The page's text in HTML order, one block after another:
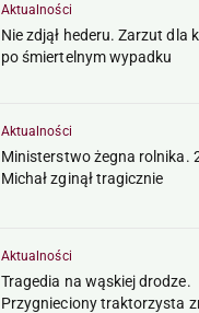
Aktualności
Nie zdjął hederu. Zarzut dla
po śmiertelnym wypadku
Aktualności
Ministerstwo żegna rolnika.
Michał zginął tragicznie
Aktualności
Tragedia na wąskiej drodze.
Przygnieciony traktorzysta